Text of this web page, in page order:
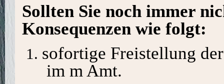
Sollten Sie noch immer
Konsequenzen wie folgt:
sofortige Freistellung
im m Amt.